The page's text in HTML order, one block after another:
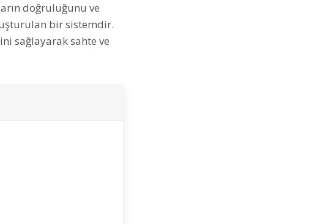
doğruluğunu ve
bir sistemdir.
sağlayarak sahte ve